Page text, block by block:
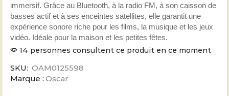
immersif. Grâce au Bluetooth, à la radio FM, à son caisson de
basses actif et à ses enceintes satellites, elle garantit une
expérience sonore riche pour les films, la musique et les jeux
vidéo. Idéale pour la maison et les petites fêtes.
14 personnes consultent ce produit en ce moment
SKU: OAM0125598
Marque : Oscar